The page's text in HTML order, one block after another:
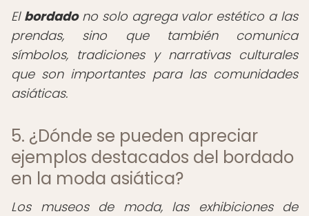
El bordadono solo agrega valor estético a las
prendas, sino que también comunica
símbolos, tradiciones y narrativas culturales
que son importantes para las comunidades
asiáticas.
5. ¿Dónde se pueden apreciar
ejemplos destacados del bordado
en la moda asiática?
Los museos de moda, las exhibiciones de